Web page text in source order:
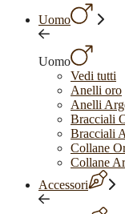
Uomo
Uomo
Vedi tutti
Anelli oro
Anelli
Bracciali
Bracciali
Collane
Collane
Accessori